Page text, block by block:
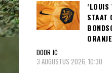
STAAT
DOOR JC
3 AUGUSTUS 2026, 10:30